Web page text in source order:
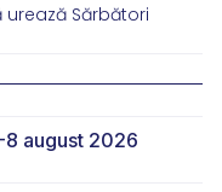
urează Sărbători
8 august 2026